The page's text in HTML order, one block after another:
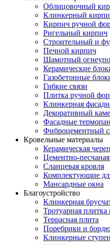
Облицовочный
Клинкерный
Кирпич ручной
Ригельный кирпич
Строительный и
Печной кирпич
Шамотный
Керамические
Газобетонные
Гибкие связи
Плитка ручной
Клинкерная
Декоративный
Фасадные
Фиброцементный
Кровельные материалы
Керамическая
Цементно-
Сланцевая кровля
Комплектующие
Мансардные окна
Благоустройство
Клинкерная
Тротуарная
Террасная плита
Поребрики и
Клинкерные